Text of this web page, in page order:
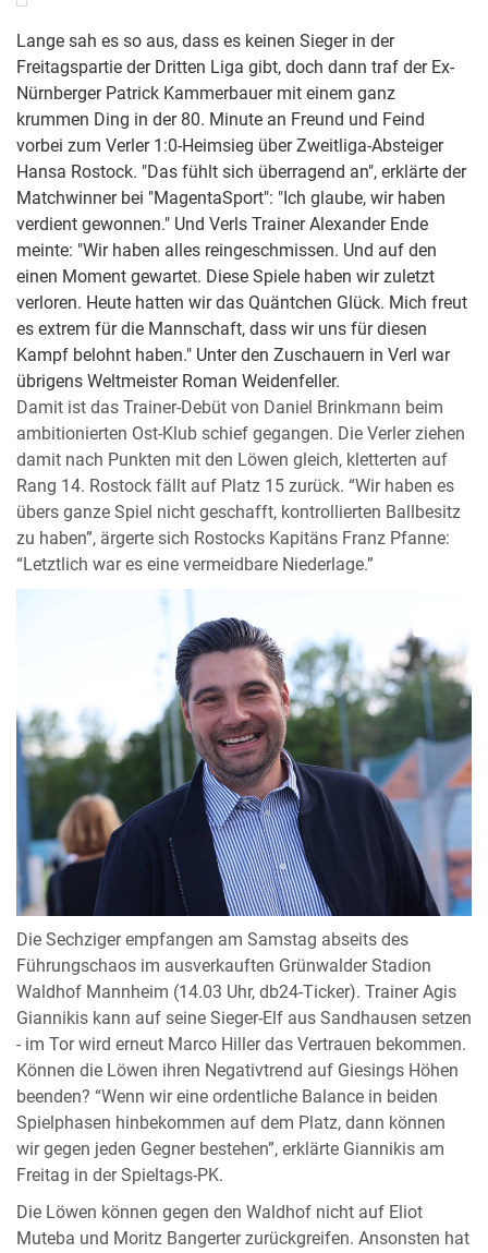
Lange sah es so aus, dass es keinen Sieger in der
Freitagspartie der Dritten Liga gibt, doch dann traf der Ex-
Nürnberger Patrick Kammerbauer mit einem ganz
krummen Ding in der 80. Minute an Freund und Feind
vorbei zum Verler 1:0-Heimsieg über Zweitliga-Absteiger
Hansa Rostock. "Das fühlt sich überragend an", erklärte der
Matchwinner bei "MagentaSport": "Ich glaube, wir haben
verdient gewonnen." Und Verls Trainer Alexander Ende
meinte: "Wir haben alles reingeschmissen. Und auf den
einen Moment gewartet. Diese Spiele haben wir zuletzt
verloren. Heute hatten wir das Quäntchen Glück. Mich freut
es extrem für die Mannschaft, dass wir uns für diesen
Kampf belohnt haben." Unter den Zuschauern in Verl war
übrigens Weltmeister Roman Weidenfeller.
Damit ist das Trainer-Debüt von Daniel Brinkmann beim
ambitionierten Ost-Klub schief gegangen. Die Verler ziehen
damit nach Punkten mit den Löwen gleich, kletterten auf
Rang 14. Rostock fällt auf Platz 15 zurück. “Wir haben es
übers ganze Spiel nicht geschafft, kontrollierten Ballbesitz
zu haben”, ärgerte sich Rostocks Kapitäns Franz Pfanne:
“Letztlich war es eine vermeidbare Niederlage.”
Die Sechziger empfangen am Samstag abseits des
Führungschaos im ausverkauften Grünwalder Stadion
Waldhof Mannheim (14.03 Uhr, db24-Ticker). Trainer Agis
Giannikis kann auf seine Sieger-Elf aus Sandhausen setzen
- im Tor wird erneut Marco Hiller das Vertrauen bekommen.
Können die Löwen ihren Negativtrend auf Giesings Höhen
beenden? “Wenn wir eine ordentliche Balance in beiden
Spielphasen hinbekommen auf dem Platz, dann können
wir gegen jeden Gegner bestehen”, erklärte Giannikis am
Freitag in der Spieltags-PK.
Die Löwen können gegen den Waldhof nicht auf Eliot
Muteba und Moritz Bangerter zurückgreifen. Ansonsten hat